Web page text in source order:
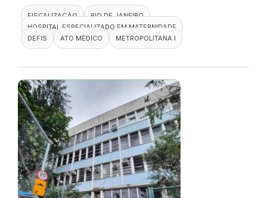
FISCALIZAÇÃO
RIO DE JANEIRO
HOSPITAL ESPECIALIZADO EM MATERNIDADE
DEFIS
ATO MÉDICO METROPOLITANA I